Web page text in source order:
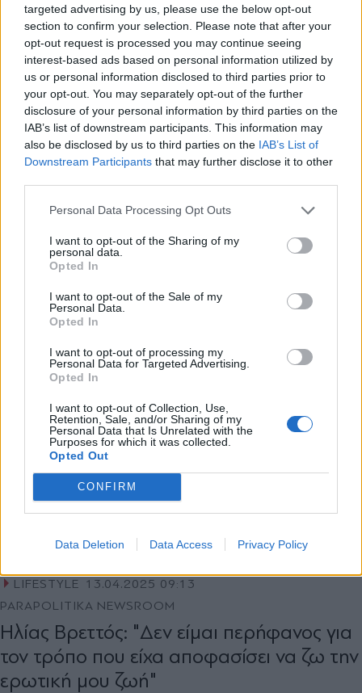
targeted advertising by us, please use the below opt-out
section to confirm your selection. Please note that after your
opt-out request is processed you may continue seeing
interest-based ads based on personal information utilized by
us or personal information disclosed to third parties prior to
your opt-out. You may separately opt-out of the further
disclosure of your personal information by third parties on the
IAB’s list of downstream participants. This information may
also be disclosed by us to third parties on the IAB’s List of
Downstream Participants that may further disclose it to other
Personal Data Processing Opt Outs
I want to opt-out of the Sharing of my
personal data.
Opted In
I want to opt-out of the Sale of my
Personal Data.
Opted In
I want to opt-out of processing my
Personal Data for Targeted Advertising.
Opted In
I want to opt-out of Collection, Use,
Retention, Sale, and/or Sharing of my
Personal Data that Is Unrelated with the
Purposes for which it was collected.
Opted Out
CONFIRM
Data Deletion Data Access Privacy Policy
Ηλίας Βρεττός: "Προσπάθησα να μην βγει
το θέμα" - Η πρώτη αντίδραση μετά την
επίθεση σε μαγαζί της Κύπρου (Βίντεο)
LIFESTYLE
13.04.2025 09:13
PARAPOLITIKA NEWSROOM
Ηλίας Βρεττός: "Δεν είμαι περήφανος για
τον τρόπο που είχα αποφασίσει να ζω την
ερωτική μου ζωή"
Εγγραφή στο newsletter
Αποδέχομαι τους
και την πολιτική απορρήτου
X